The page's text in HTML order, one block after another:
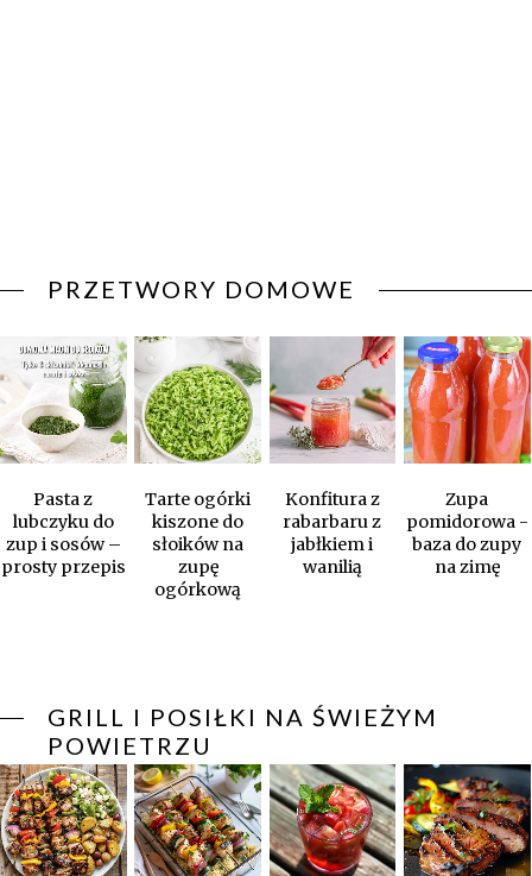
PRZETWORY DOMOWE
Pasta z
lubczyku do
zup i sosów –
prosty przepis
Tarte ogórki
kiszone do
słoików na
zupę
ogórkową
Konfitura z
rabarbaru z
jabłkiem i
wanilią
Zupa
pomidorowa -
baza do zupy
na zimę
GRILL I POSIŁKI NA ŚWIEŻYM
POWIETRZU